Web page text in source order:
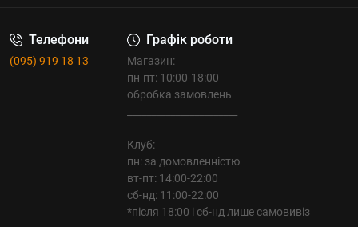
Телефони
(095) 919 18 13
Графік роботи
Магазин:
пн-пт: 10:00-18:00
обробка замовлень
Клуб:
пн: за домовленністю
вт-пт: 14:00-22:00
сб-нд: 11:00-22:00
*після 18:00 і сб-нд лише самовивіз